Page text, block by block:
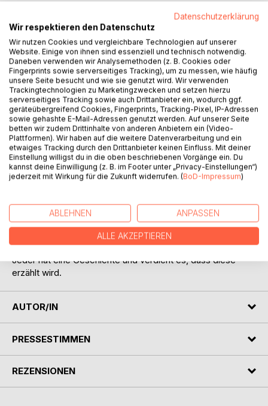
Auf die Merkliste
Titel bewerten
BESCHREIBUNG
Pure Emotionen und so viel Leidenschaft wie möglich. Das
bedeutet Leben für mich. Jede Sekunde ausnutzen und
genießen. An die großen Träume glauben und niemals
aufgeben. Denn mit einem Lächeln ist Alles zu schaffen.
Jeder hat eine Geschichte und verdient es, dass diese
erzählt wird.
AUTOR/IN
PRESSESTIMMEN
REZENSIONEN
Datenschutzerklärung
Wir respektieren den Datenschutz
Wir nutzen Cookies und vergleichbare Technologien auf unserer
Website. Einige von ihnen sind essenziell und technisch notwendig.
Daneben verwenden wir Analysemethoden (z. B. Cookies oder
Fingerprints sowie serverseitiges Tracking), um zu messen, wie häufig
unsere Seite besucht und wie sie genutzt wird. Wir verwenden
Trackingtechnologien zu Marketingzwecken und setzen hierzu
serverseitiges Tracking sowie auch Drittanbieter ein, wodurch ggf.
geräteübergreifend Cookies, Fingerprints, Tracking-Pixel, IP-Adressen
sowie gehashte E-Mail-Adressen genutzt werden. Auf unserer Seite
betten wir zudem Drittinhalte von anderen Anbietern ein (Video-
Plattformen). Wir haben auf die weitere Datenverarbeitung und ein
etwaiges Tracking durch den Drittanbieter keinen Einfluss. Mit deiner
Einstellung willigst du in die oben beschriebenen Vorgänge ein. Du
kannst deine Einwilligung (z. B. im Footer unter „Privacy-Einstellungen“)
jederzeit mit Wirkung für die Zukunft widerrufen. (BoD-Impressum)
ABLEHNEN ANPASSEN
ALLE AKZEPTIEREN